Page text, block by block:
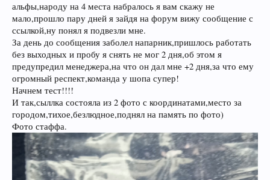
альфы,народу на 4 места набралось я вам скажу не
мало,прошло пару дней я зайдя на форум вижу сообщение с
ссылкой,ну понял я подвезли мне.
За день до сообщения заболел напарник,пришлось работать
без выходных и пробу я снять не мог 2 дня,об этом я
предупредил менеджера,на что он дал мне +2 дня,за что ему
огромный респект,команда у шопа супер!
Начнем тест!!!!
И так,сыллка состояла из 2 фото с координатами,место за
городом,тихое,безлюдное,поднял на память по фото)
Фото стаффа.